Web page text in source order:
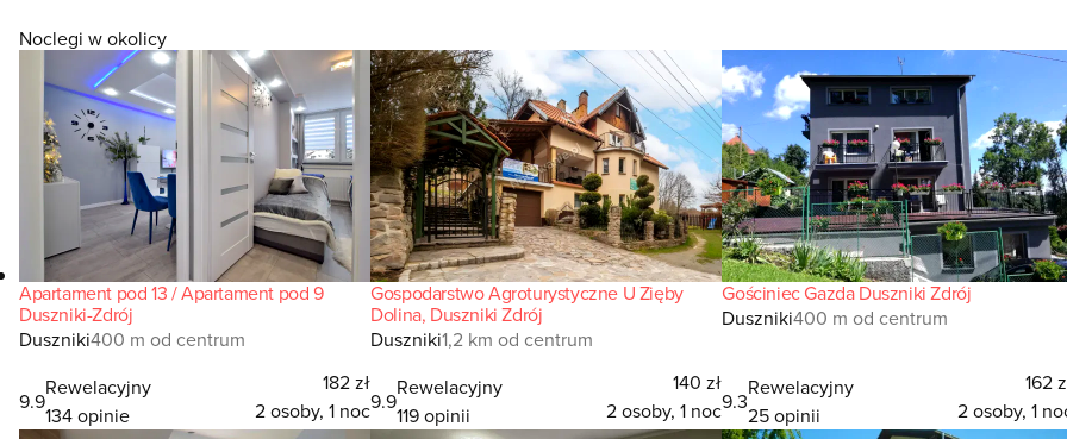
Noclegi w okolicy
Apartament pod 13 / Apartament pod 9
Duszniki-Zdrój
Duszniki400 m od centrum
9.9
Rewelacyjny
134 opinie
182 zł
2 osoby, 1 noc
Gospodarstwo Agroturystyczne U Zięby
Dolina, Duszniki Zdrój
Duszniki1,2 km od centrum
9.9
Rewelacyjny
119 opinii
140 zł
2 osoby, 1 noc
Gościniec Gazda Duszniki Zdrój
Duszniki400 m od centrum
9.3
Rewelacyjny
25 opinii
162
2 osoby, 1